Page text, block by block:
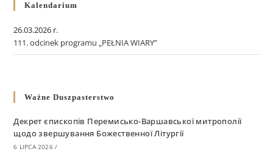
Kalendarium
26.03.2026 r.
111. odcinek programu „PEŁNIA WIARY”
Ważne Duszpasterstwo
Декрет єпископів Перемисько-Варшавської митрополії
щодо звершування Божественної Літургії
6 LIPCA 2026 /